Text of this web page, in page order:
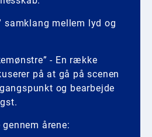
samklang mellem lyd og
- En række
på at gå på scenen
og bearbejde
årene: